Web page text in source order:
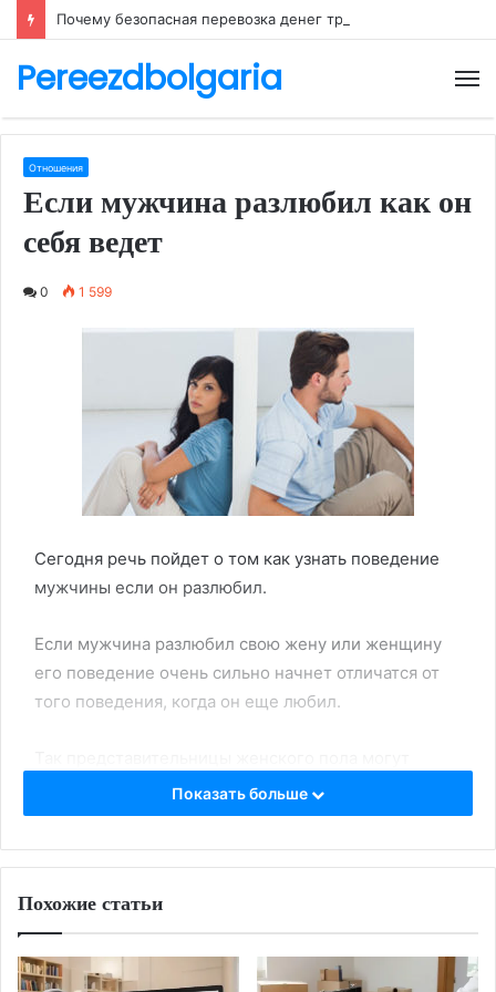
Pereezdbolgaria
Отношения
Если мужчина разлюбил как он
себя ведет
0 1 599
Сегодня речь пойдет о том как узнать поведение
мужчины если он разлюбил.
Если мужчина разлюбил свою жену или женщину
его поведение очень сильно начнет отличатся от
того поведения, когда он еще любил.
очень хорошо ориентироваться в эмоциональных
вопросах, они без особого труда могут замечать
малейшее поведение своего человека или мужа.
Вот несколько признаков, по которым можно
понять если мужчина разлюбил как он себя ведет.
Когда человек любит другого человека, то он не
Показать больше
Похожие статьи